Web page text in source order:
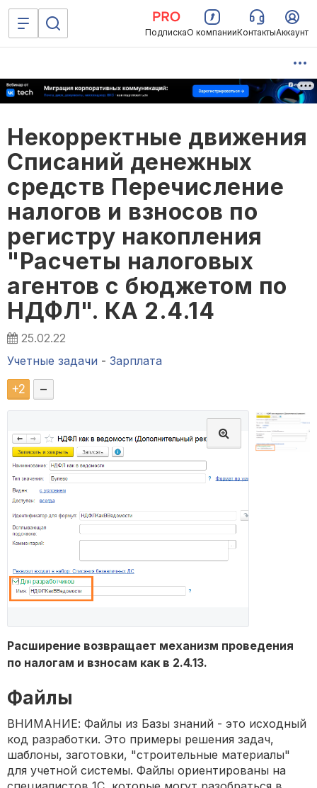
ПодпискаО компанииКонтактыАккаунт
Некорректные движения
Списаний денежных
средств Перечисление
налогов и взносов по
регистру накопления
"Расчеты налоговых
агентов с бюджетом по
НДФЛ". КА 2.4.14
25.02.22
Учетные задачи - Зарплата
+2 –
Расширение возвращает механизм проведения
по налогам и взносам как в 2.4.13.
Файлы
ВНИМАНИЕ: Файлы из Базы знаний - это исходный
код разработки. Это примеры решения задач,
шаблоны, заготовки, "строительные материалы"
для учетной системы. Файлы ориентированы на